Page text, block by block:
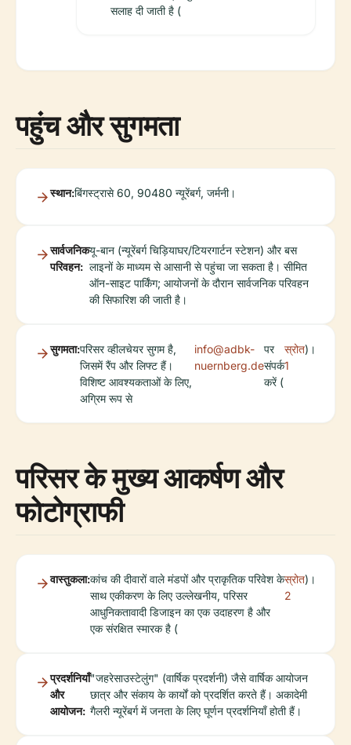
सलाह दी जाती है (
पहुंच और सुगमता
स्थान:बिंगस्ट्रासे 60, 90480 न्यूरेंबर्ग, जर्मनी।
सार्वजनिक
परिवहन:
यू-बान (न्यूरेंबर्ग चिड़ियाघर/टियरगार्टन स्टेशन) और बस
लाइनों के माध्यम से आसानी से पहुंचा जा सकता है। सीमित
ऑन-साइट पार्किंग; आयोजनों के दौरान सार्वजनिक परिवहन
की सिफारिश की जाती है।
सुगमता:परिसर व्हीलचेयर सुगम है,
जिसमें रैंप और लिफ्ट हैं।
विशिष्ट आवश्यकताओं के लिए,
अग्रिम रूप से
info@adbk-
nuernberg.de
पर
संपर्क
करें (
स्रोत
1
)।
परिसर के मुख्य आकर्षण और
फोटोग्राफी
वास्तुकला:कांच की दीवारों वाले मंडपों और प्राकृतिक परिवेश के
साथ एकीकरण के लिए उल्लेखनीय, परिसर
आधुनिकतावादी डिजाइन का एक उदाहरण है और
एक संरक्षित स्मारक है (
स्रोत
2
)।
प्रदर्शनियाँ
और
आयोजन:
"जहरेसाउस्टेलुंग" (वार्षिक प्रदर्शनी) जैसे वार्षिक आयोजन
छात्र और संकाय के कार्यों को प्रदर्शित करते हैं। अकादेमी
गैलरी न्यूरेंबर्ग में जनता के लिए घूर्णन प्रदर्शनियाँ होती हैं।